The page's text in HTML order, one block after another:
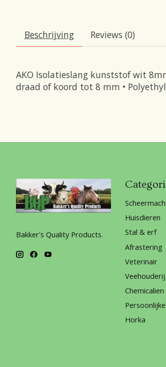
Beschrijving Reviews (0)
AKO Isolatieslang kunststof wit
draad of koord tot 8 mm •
Bakker's Quality Products.
Huisdieren
Stal & erf
Afrastering
Veterinair
Veehouderij
Chemicalien
Horka